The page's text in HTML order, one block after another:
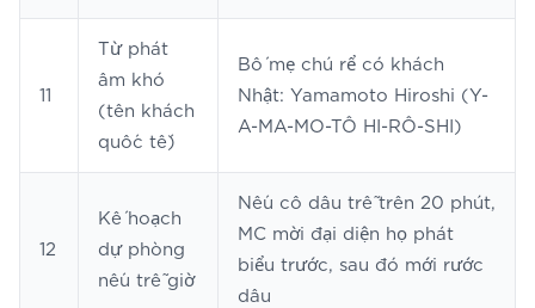
11
Từ phát
âm khó
(tên khách
quốc tế)
Bố mẹ chú rể có khách
Nhật: Yamamoto Hiroshi (Y-
A-MA-MO-TÔ HI-RÔ-SHI)
12
Kế hoạch
dự phòng
nếu trễ giờ
Nếu cô dâu trễ trên 20 phút,
MC mời đại diện họ phát
biểu trước, sau đó mới rước
dâu